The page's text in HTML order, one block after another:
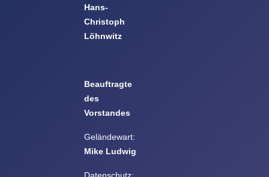
Hans-
Christoph
Löhnwitz
Beauftragte
des
Vorstandes
Geländewart:
Mike Ludwig